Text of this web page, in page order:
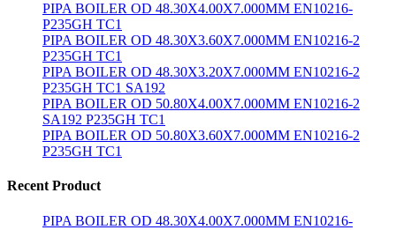
PIPA BOILER OD 48.30X4.00X7.000MM EN10216-
P235GH TC1
PIPA BOILER OD 48.30X3.60X7.000MM EN10216-2
P235GH TC1
PIPA BOILER OD 48.30X3.20X7.000MM EN10216-2
P235GH TC1 SA192
PIPA BOILER OD 50.80X4.00X7.000MM EN10216-2
SA192 P235GH TC1
PIPA BOILER OD 50.80X3.60X7.000MM EN10216-2
P235GH TC1
Recent Product
PIPA BOILER OD 48.30X4.00X7.000MM EN10216-